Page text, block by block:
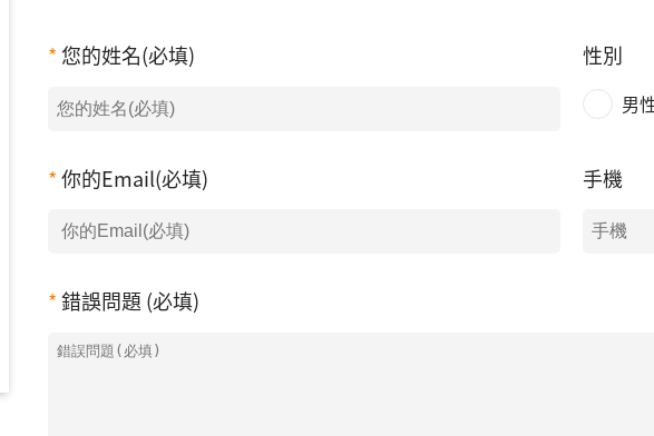
您的姓名(必填) 性別
男
你的Email(必填) 手機
錯誤問題 (必填)